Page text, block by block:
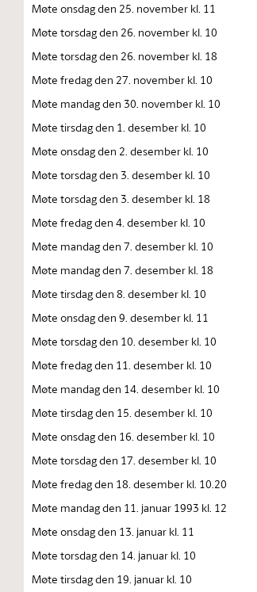
Møte onsdag den 25. november kl. 11
Møte torsdag den 26. november kl. 10
Møte torsdag den 26. november kl. 18
Møte fredag den 27. november kl. 10
Møte mandag den 30. november kl. 10
Møte tirsdag den 1. desember kl. 10
Møte onsdag den 2. desember kl. 10
Møte torsdag den 3. desember kl. 10
Møte torsdag den 3. desember kl. 18
Møte fredag den 4. desember kl. 10
Møte mandag den 7. desember kl. 10
Møte mandag den 7. desember kl. 18
Møte tirsdag den 8. desember kl. 10
Møte onsdag den 9. desember kl. 11
Møte torsdag den 10. desember kl. 10
Møte fredag den 11. desember kl. 10
Møte mandag den 14. desember kl. 10
Møte tirsdag den 15. desember kl. 10
Møte onsdag den 16. desember kl. 10
Møte torsdag den 17. desember kl. 10
Møte fredag den 18. desember kl. 10.20
Møte mandag den 11. januar 1993 kl. 12
Møte onsdag den 13. januar kl. 11
Møte torsdag den 14. januar kl. 10
Møte tirsdag den 19. januar kl. 10